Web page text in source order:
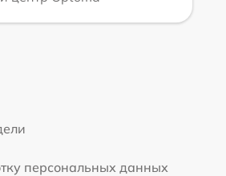
персональных данных